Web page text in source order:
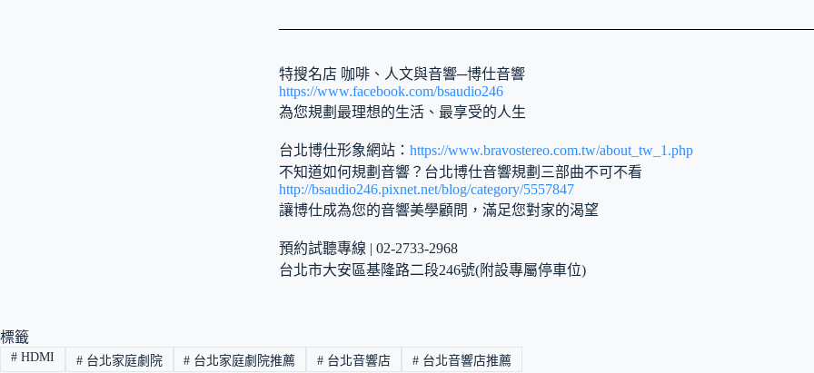
特搜名店 咖啡、人文與音響─博仕音響
https://www.facebook.com/bsaudio246
為您規劃最理想的生活、最享受的人生
台北博仕形象網站： https://www.bravostereo.com.tw/about_tw_1.php
不知道如何規劃音響？台北博仕音響規劃三部曲不可不看
http://bsaudio246.pixnet.net/blog/category/5557847
讓博仕成為您的音響美學顧問，滿足您對家的渴望
預約試聽專線 | 02-2733-2968
台北市大安區基隆路二段246號(附設專屬停車位)
標籤
#HDMI #台北家庭劇院 # 台北家庭劇院推薦 # 台北音響店 # 台北音響店推薦